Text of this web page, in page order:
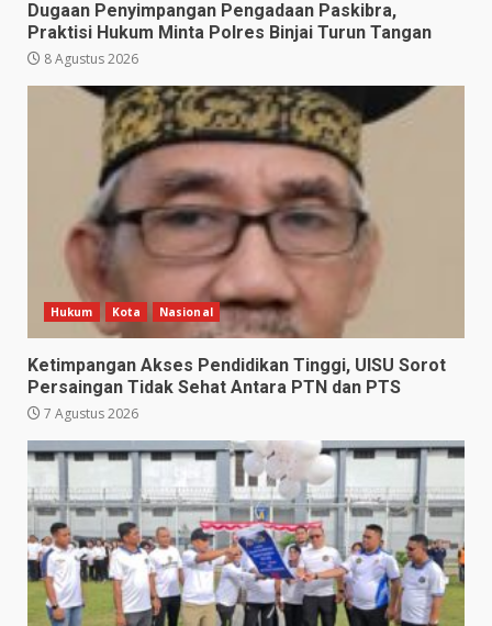
Dugaan Penyimpangan Pengadaan Paskibra,
Praktisi Hukum Minta Polres Binjai Turun Tangan
8 Agustus 2026
Hukum Kota Nasional
Ketimpangan Akses Pendidikan Tinggi, UISU Sorot
Persaingan Tidak Sehat Antara PTN dan PTS
7 Agustus 2026